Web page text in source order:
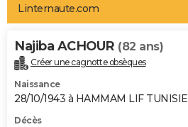
Art de vivre
Bien-être
Loisirs
Mode
Modes de vie
Alimentation
Guide de la santé
Maladies
Médicaments
Sommeil
VOYAGE
Destinations
City break
Voyage nature
Voyage de noces
Forum
Climat
+PHOTO
GUIDES D'ACHAT
Linternaute.com
Najiba ACHOUR (82 ans)
Créer une cagnotte obsèques
Naissance
28/10/1943 à HAMMAM LIF TUNISIE
Décès